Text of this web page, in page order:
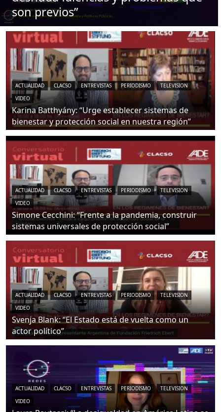
son previos”
ACTUALIDAD CLACSO ENTREVISTAS PERIODISMO
TELEVISION
VIDEO
Karina Batthyány: “Urge establecer sistemas de
bienestar y protección social en nuestra región”
ACTUALIDAD CLACSO ENTREVISTAS PERIODISMO
TELEVISION
VIDEO
Simone Cecchini: “Frente a la pandemia, construir
sistemas universales de protección social”
ACTUALIDAD CLACSO ENTREVISTAS PERIODISMO
TELEVISION
VIDEO
Svenja Blank: “El Estado está de vuelta como un
actor político”
ACTUALIDAD CLACSO ENTREVISTAS PERIODISMO
TELEVISION
VIDEO